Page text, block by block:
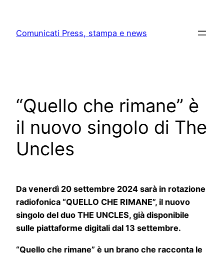
content
Comunicati Press, stampa e news
“Quello che rimane” è
il nuovo singolo di The
Uncles
Da venerdì 20 settembre 2024 sarà in rotazione
radiofonica “QUELLO CHE RIMANE”, il nuovo
singolo del duo THE UNCLES, già disponibile
sulle piattaforme digitali dal 13 settembre.
“Quello che rimane” è un brano che racconta le